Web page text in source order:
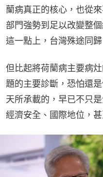
蘭病真正的核心，也從
部門強勢到足以改變整
這一點上，台灣殊途同歸
但比起將荷蘭病主要病
題的主要診斷，恐怕還
天所承載的，早已不只
經濟安全、國際地位，